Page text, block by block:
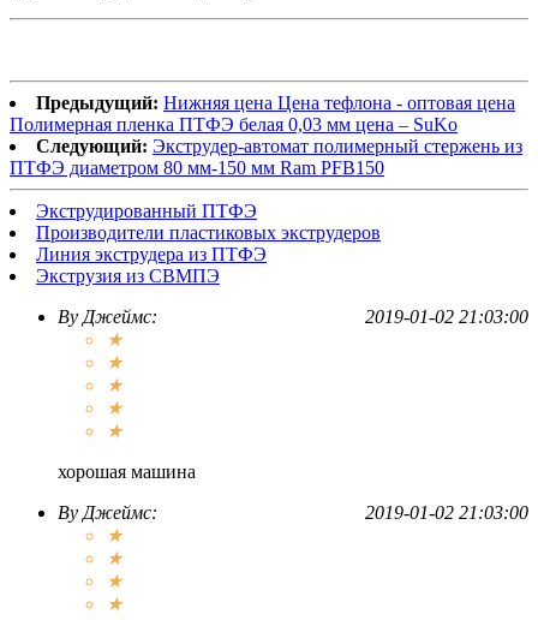
Предыдущий: Нижняя цена Цена тефлона - оптовая цена
Полимерная пленка ПТФЭ белая 0,03 мм цена – SuKo
Следующий: Экструдер-автомат полимерный стержень из
ПТФЭ диаметром 80 мм-150 мм Ram PFB150
Экструдированный ПТФЭ
Производители пластиковых экструдеров
Линия экструдера из ПТФЭ
Экструзия из СВМПЭ
2019-01-02 21:03:00
By Джеймс:
★
★
★
★
★
хорошая машина
2019-01-02 21:03:00
By Джеймс:
★
★
★
★